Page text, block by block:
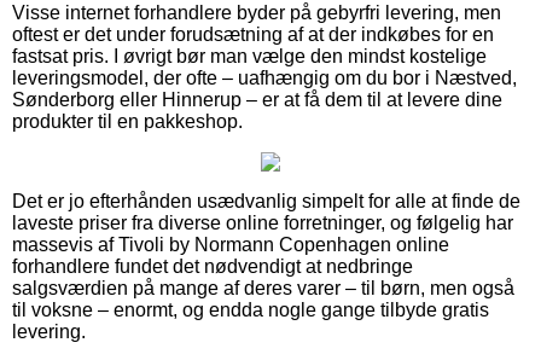
Visse internet forhandlere byder på gebyrfri levering, men
oftest er det under forudsætning af at der indkøbes for en
fastsat pris. I øvrigt bør man vælge den mindst kostelige
leveringsmodel, der ofte – uafhængig om du bor i Næstved,
Sønderborg eller Hinnerup – er at få dem til at levere dine
produkter til en pakkeshop.
Det er jo efterhånden usædvanlig simpelt for alle at finde de
laveste priser fra diverse online forretninger, og følgelig har
massevis af Tivoli by Normann Copenhagen online
forhandlere fundet det nødvendigt at nedbringe
salgsværdien på mange af deres varer – til børn, men også
til voksne – enormt, og endda nogle gange tilbyde gratis
levering.